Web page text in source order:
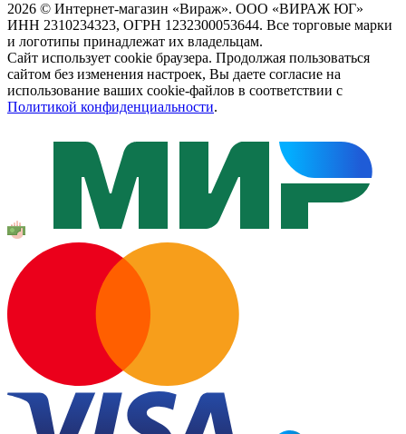
2026 © Интернет-магазин «Вираж». ООО «ВИРАЖ ЮГ»
ИНН 2310234323, ОГРН 1232300053644. Все торговые марки
и логотипы принадлежат их владельцам.
Сайт использует cookie браузера. Продолжая пользоваться
сайтом без изменения настроек, Вы даете согласие на
использование ваших cookie-файлов в соответствии с
Политикой конфиденциальности.